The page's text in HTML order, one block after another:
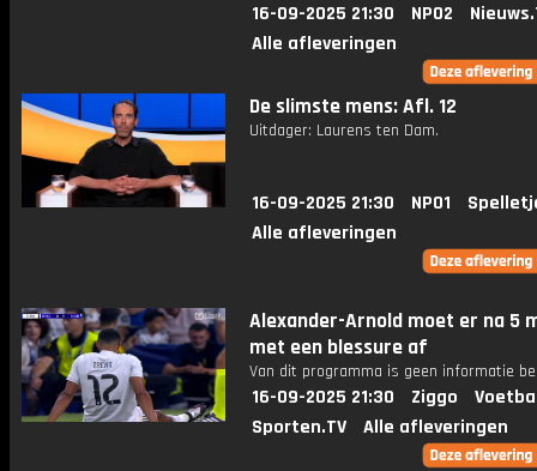
16-09-2025 21:30 NPO2
Alle afleveringen
De slimste mens: Afl. 12
Uitdager: Laurens ten Dam.
16-09-2025 21:30 NPO1
Alle afleveringen
Alexander-Arnold moet er na 5
met een blessure af
Van dit programma is geen informatie
16-09-2025 21:30 Ziggo
Sporten.TV
Alle afleveringen